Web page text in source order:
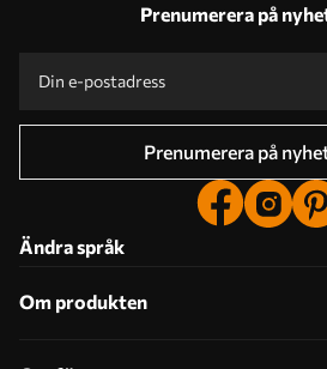
Prenumerera på
Prenumerera på
Ändra språk
Om produkten